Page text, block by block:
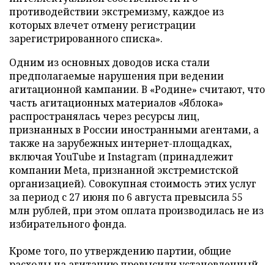
противодействии экстремизму, каждое из
которых влечет отмену регистрации
зарегистрированного списка».
Одним из основных доводов иска стали
предполагаемые нарушения при ведении
агитационной кампании. В «Родине» считают, что
часть агитационных материалов «Яблока»
распространялась через ресурсы лиц,
признанных в России иностранными агентами, а
также на зарубежных интернет-площадках,
включая YouTube и Instagram (принадлежит
компании Meta, признанной экстремистской
организацией). Совокупная стоимость этих услуг
за период с 27 июня по 6 августа превысила 55
млн рублей, при этом оплата производилась не из
избирательного фонда.
Кроме того, по утверждению партии, общие